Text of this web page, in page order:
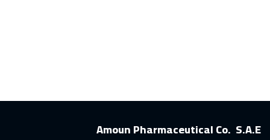
Amoun Pharmaceutical Co. S.A.E